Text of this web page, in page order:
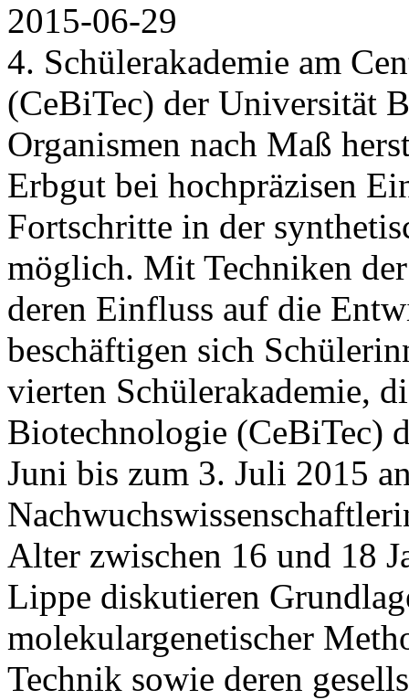
2015-06-29
4. Schülerakademie am
(CeBiTec) der Universität
Organismen nach Maß
Erbgut bei hochpräzisen
Fortschritte in der
möglich. Mit Techniken
deren Einfluss auf die
beschäftigen sich
vierten Schülerakademie,
Biotechnologie (CeBiTec)
Juni bis zum 3. Juli 2015
Alter zwischen 16 und 18
Lippe diskutieren
molekulargenetischer
Technik sowie deren